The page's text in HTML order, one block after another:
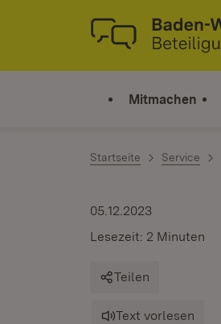
Zum Inhalt springen
Link zur Startseite
Mitmachen
Startseite Service
05.12.2023
Lesezeit: 2 Minuten
Teilen
Text vorlesen